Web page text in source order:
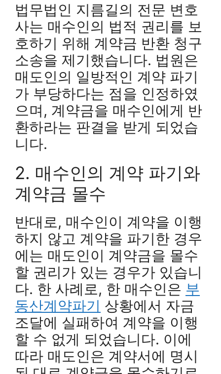
법무법인 지름길의 전문 변호
사는 매수인의 법적 권리를 보
호하기 위해 계약금 반환 청구
소송을 제기했습니다. 법원은
매도인의 일방적인 계약 파기
가 부당하다는 점을 인정하였
으며, 계약금을 매수인에게 반
환하라는 판결을 받게 되었습
니다.
2. 매수인의 계약 파기와
계약금 몰수
반대로, 매수인이 계약을 이행
하지 않고 계약을 파기한 경우
에는 매도인이 계약금을 몰수
할 권리가 있는 경우가 있습니
다. 한 사례로, 한 매수인은 부
동산계약파기 상황에서 자금
조달에 실패하여 계약을 이행
할 수 없게 되었습니다. 이에
따라 매도인은 계약서에 명시